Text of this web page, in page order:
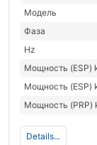
Модель
Фаза
Hz
Мощность (ESP)
Мощность (ESP)
Мощность (PRP)
Details...